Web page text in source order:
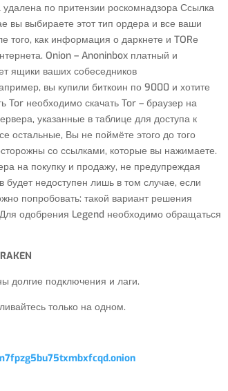
по притензии роскомнадзора Ссылка
вы выбираете этот тип ордера и все ваши
как информация о даркнете и TORе
Onion – Anoninbox платный и
ящики ваших собеседников
вы купили биткоин по 9000 и хотите
Tor необходимо скачать Tor – браузер на
указанные в таблице для доступа к
остальные, Вы не поймёте этого до того
со ссылками, которые вы нажимаете.
на покупку и продажу, не предупреждая
недоступен лишь в том случае, если
попробовать: такой вариант решения
одобрения Legend необходимо обращаться
долгие подключения и лаги.
только на одном.